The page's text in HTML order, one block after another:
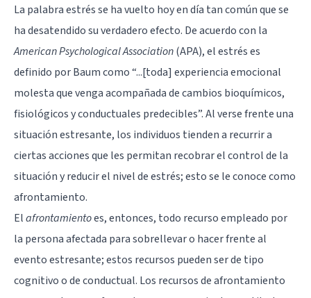
La palabra estrés se ha vuelto hoy en día tan común que se
ha desatendido su verdadero efecto. De acuerdo con la
American Psychological Association(APA), el estrés es
definido por Baum como “...[toda] experiencia emocional
molesta que venga acompañada de cambios bioquímicos,
fisiológicos y conductuales predecibles”. Al verse frente una
situación estresante, los individuos tienden a recurrir a
ciertas acciones que les permitan recobrar el control de la
situación y reducir el nivel de estrés; esto se le conoce como
afrontamiento.
Elafrontamientoes, entonces, todo recurso empleado por
la persona afectada para sobrellevar o hacer frente al
evento estresante; estos recursos pueden ser de tipo
cognitivo o de conductual. Los recursos de afrontamiento